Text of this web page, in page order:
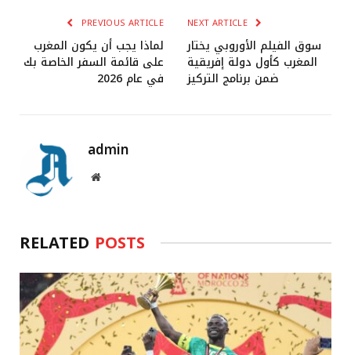
PREVIOUS ARTICLE
لماذا يجب أن يكون المغرب
على قائمة السفر الخاصة بك
في عام 2026
NEXT ARTICLE
سوق الفيلم الأوروبي يختار
المغرب كأول دولة إفريقية
ضمن برنامج التركيز
admin
Website
RELATED POSTS